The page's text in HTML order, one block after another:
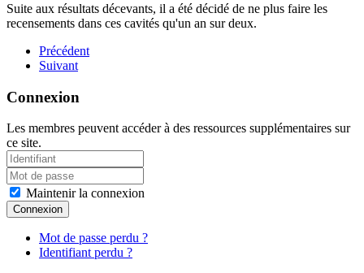
Suite aux résultats décevants, il a été décidé de ne plus faire les
recensements dans ces cavités qu'un an sur deux.
Précédent
Suivant
Connexion
Les membres peuvent accéder à des ressources supplémentaires sur
ce site.
Maintenir la connexion
Connexion
Mot de passe perdu ?
Identifiant perdu ?